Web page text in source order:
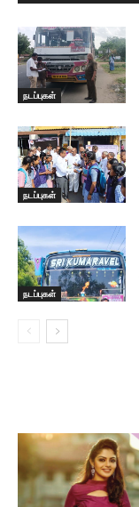
நடப்புகள்
நடப்புகள்
நடப்புகள்